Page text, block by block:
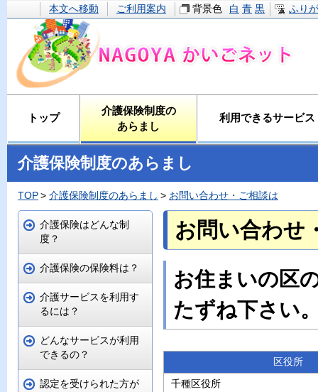
本文へ移動 ご利用案内 背景色 白 青 黒 ふり
トップ
介護保険制度の
あらまし
利用できるサービス
介護保険制度のあらまし
TOP 介護保険制度のあらまし お問い合わせ・ご相談は
お問い合わせ
お住まいの区
たずね下さい
区役所
千種区役所
介護保険はどんな制
度？
介護保険の保険料は？
介護サービスを利用す
るには？
どんなサービスが利用
できるの？
認定を受けられた方が